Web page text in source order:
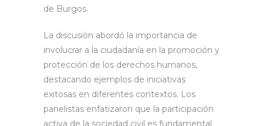
de Burgos.
La discusión abordó la importancia de
involucrar a la ciudadanía en la promoción y
protección de los derechos humanos,
destacando ejemplos de iniciativas
exitosas en diferentes contextos. Los
panelistas enfatizaron que la participación
activa de la sociedad civil es fundamental